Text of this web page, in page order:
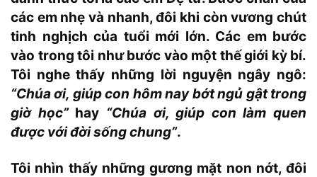
các em nhẹ và nhanh, đôi khi còn vương chút
tinh nghịch của tuổi mới lớn. Các em bước
vào trong tôi như bước vào một thế giới kỳ bí.
Tôi nghe thấy những lời nguyện ngây ngô:
“Chúa ơi, giúp con hôm nay bớt ngủ gật trong
giờ học”hay “Chúa ơi, giúp con làm quen
được với đời sống chung”.
Tôi nhìn thấy những gương mặt non nớt, đôi